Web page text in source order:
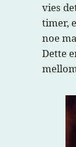
vies
timer,
noe
Dette